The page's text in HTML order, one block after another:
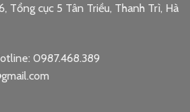
Tổng cục 5 Tân Triều, Thanh Trì, Hà
0987.468.389